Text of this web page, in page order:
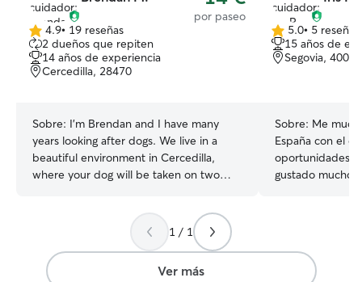
por paseo
4.9
de
5
estrellas
4.9• 19 reseñas
2 dueños que repiten
14 años de experiencia
Cercedilla, 28470
Sobre: I'm Brendan and I have many
years looking after dogs. We live in a
beautiful environment in Cercedilla,
where your dog will be taken on two
their legs but back in our enclosed large
garden there are many different parts to
sit and to play. Inside the house the dogs
sleep downstairs either in the living room
5.0
de
5
5.0• 5 reseñas
15 años de
Segovia, 40001
Sobre: Me
España con el
oportunidades y
gustado mucho
porque estudio
técnico veterinario. Tengo
1 / 1
Ver más